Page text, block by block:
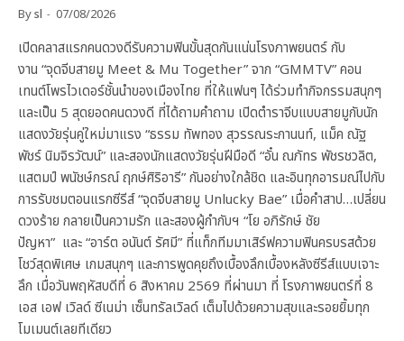
Bysl 07/08/2026
เปิดคลาสแรกคนดวงดีรับความฟินขั้นสุดกันแน่นโรงภาพยนตร์ กับ
งาน “จุดจีบสายมู Meet & Mu Together” จาก “GMMTV” คอน
เทนต์โพรไวเดอร์ชั้นนำของเมืองไทย ที่ให้แฟนๆ ได้ร่วมทำกิจกรรมสนุกๆ
และเป็น 5 สุดยอดคนดวงดี ที่ได้ถามคำถาม เปิดตำราจีบแบบสายมูกับนัก
แสดงวัยรุ่นคู่ใหม่มาแรง “ธรรม ทัพทอง สุวรรณระกานนท์, แม็ค ณัฐ
พัชร์ นิมจิรวัฒน์” และสองนักแสดงวัยรุ่นฝีมือดี “อั๋น ณภัทร พัชรชวลิต,
แสตมป์ พนัชษ์กรณ์ ฤกษ์ศิริอารี” กันอย่างใกล้ชิด และอินทุกอารมณ์ไปกับ
การรับชมตอนแรกซีรีส์ “จุดจีบสายมู Unlucky Bae” เมื่อคำสาป…เปลี่ยน
ดวงร้าย กลายเป็นความรัก และสองผู้กำกับฯ “โย อภิรักษ์ ชัย
ปัญหา” และ “อาร์ต อนันต์ รัศมี” ที่แท็กทีมมาเสิร์ฟความฟินครบรสด้วย
โชว์สุดพิเศษ เกมสนุกๆ และการพูดคุยถึงเบื้องลึกเบื้องหลังซีรีส์แบบเจาะ
ลึก เมื่อวันพฤหัสบดีที่ 6 สิงหาคม 2569 ที่ผ่านมา ที่ โรงภาพยนตร์ที่ 8
เอส เอฟ เวิลด์ ซีเนม่า เซ็นทรัลเวิลด์ เต็มไปด้วยความสุขและรอยยิ้มทุก
โมเมนต์เลยทีเดียว